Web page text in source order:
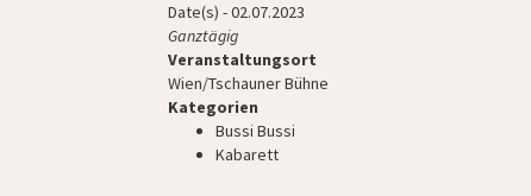
Date(s) - 02.07.2023
Ganztägig
Veranstaltungsort
Wien/Tschauner Bühne
Kategorien
Bussi Bussi
Kabarett